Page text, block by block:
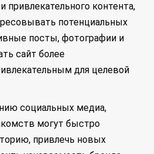
привлекательного контента,
потенциальных
посты, фотографии и
сайт более
для целевой
социальных медиа,
могут быстро
привлечь новых